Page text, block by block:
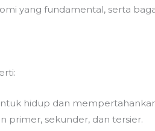
yang fundamental, serta
hidup dan
primer, sekunder, dan tersier.